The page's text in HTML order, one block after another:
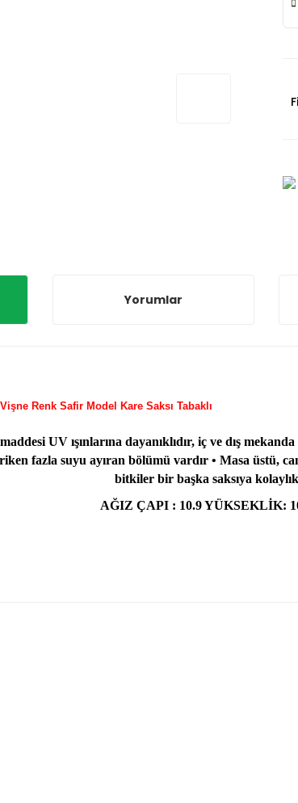
Yorumlar
1 Adet Vişne Renk Safir Model Kare
UV ışınlarına dayanıklıdır, iç ve dış
fazla suyu ayıran bölümü vardır • Masa üstü,
bitkiler bir başka saksıya
AĞIZ ÇAPI : 10.9 YÜKSEKLİK: